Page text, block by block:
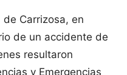
Carrizosa, en
de un accidente de
resultaron
y Emergencias